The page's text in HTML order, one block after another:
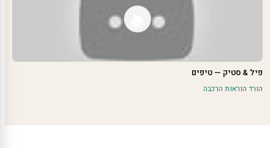
פיל & סטיק — טיפים
הורד הוראות הרכבה